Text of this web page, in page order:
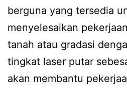
berguna yang tersedia
menyelesaikan
tanah atau gradasi
tingkat laser putar
akan membantu